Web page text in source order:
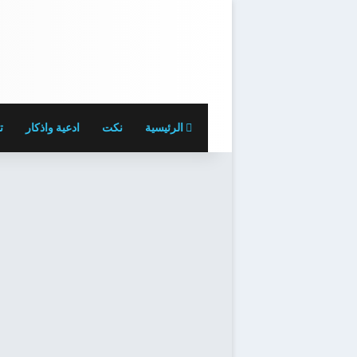
الرئيسية نكت ادعية واذكار